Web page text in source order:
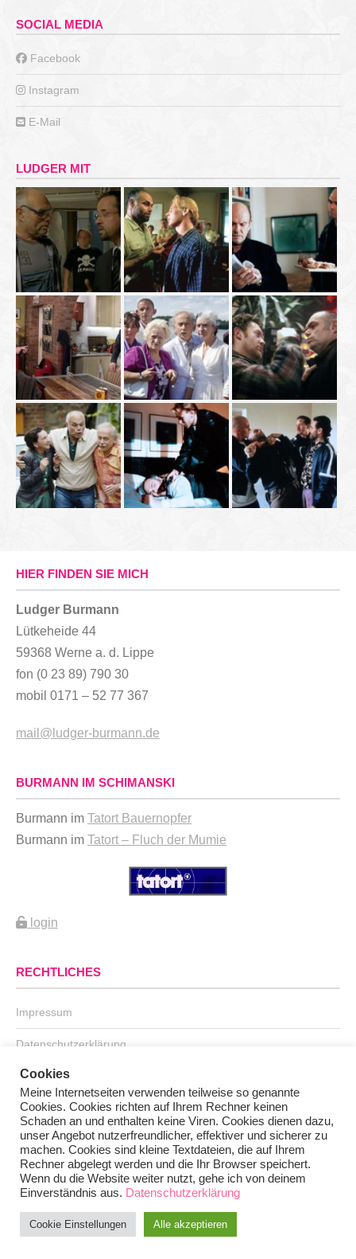
SOCIAL MEDIA
Facebook
Instagram
E-Mail
LUDGER MIT
HIER FINDEN SIE MICH
Ludger Burmann
Lütkeheide 44
59368 Werne a. d. Lippe
fon (0 23 89) 790 30
mobil 0171 – 52 77 367
mail@ludger-burmann.de
BURMANN IM SCHIMANSKI
Burmann im Tatort Bauernopfer
Burmann im Tatort – Fluch der Mumie
login
RECHTLICHES
Impressum
Datenschutzerklärung
Kontakt
Copyright © 2026Ludger Burmann•Chicago von
Cookies
Meine Internetseiten verwenden teilweise so genannte
Cookies. Cookies richten auf Ihrem Rechner keinen
Schaden an und enthalten keine Viren. Cookies dienen dazu,
unser Angebot nutzerfreundlicher, effektiver und sicherer zu
machen. Cookies sind kleine Textdateien, die auf Ihrem
Rechner abgelegt werden und die Ihr Browser speichert.
Wenn du die Website weiter nutzt, gehe ich von deinem
Einverständnis aus. Datenschutzerklärung
Cookie Einstellungen Alle akzeptieren